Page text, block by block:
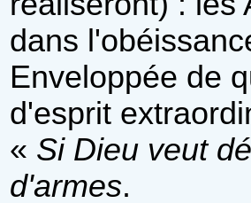
dans
Enveloppée de
d'esprit
« Si Dieu veut
d'armes.